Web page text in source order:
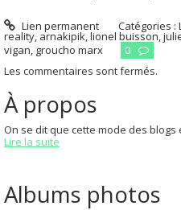
Lien permanent Catégories :
reality, arnakipik,lionel buisson,
vigan, groucho marx
0
Les commentaires sont fermés.
À propos
On se dit que cette mode des
Lire la suite
Albums photos